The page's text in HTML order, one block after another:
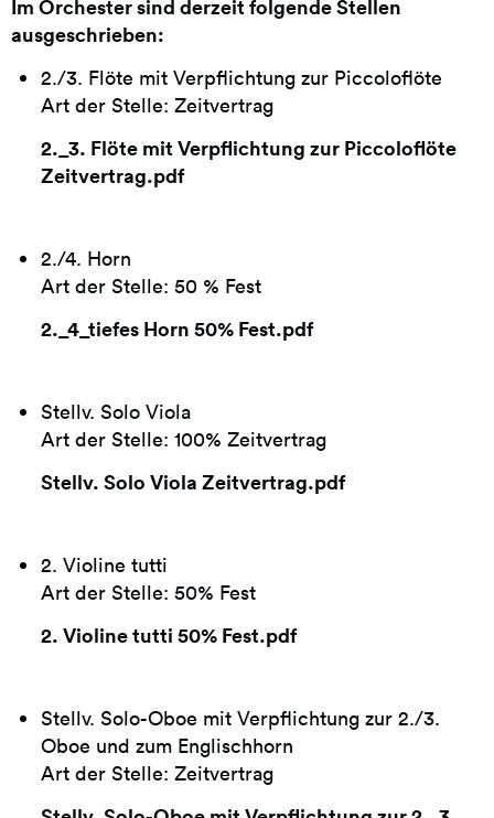
Im Orchester sind derzeit folgende Stellen
ausgeschrieben:
2./3. Flöte mit Verpflichtung zur Piccoloflöte
Art der Stelle: Zeitvertrag
2._3. Flöte mit Verpflichtung zur Piccoloflöte
Zeitvertrag.pdf
2./4. Horn
Art der Stelle: 50 % Fest
2._4_tiefes Horn 50% Fest.pdf
Stellv. Solo Viola
Art der Stelle: 100% Zeitvertrag
Stellv. Solo Viola Zeitvertrag.pdf
2. Violine tutti
Art der Stelle: 50% Fest
2. Violine tutti 50% Fest.pdf
Stellv. Solo-Oboe mit Verpflichtung zur 2./3.
Oboe und zum Englischhorn
Art der Stelle: Zeitvertrag